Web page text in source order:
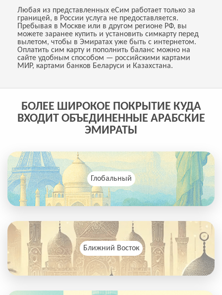
Любая из представленных еСим работает только за
границей, в России услуга не предоставляется.
Пребывая в Москве или в другом регионе РФ, вы
можете заранее купить и установить симкарту перед
вылетом, чтобы в Эмиратах уже быть с интернетом.
Оплатить сим карту и пополнить баланс можно на
сайте удобным способом — российскими картами
МИР, картами банков Беларуси и Казахстана.
БОЛЕЕ ШИРОКОЕ ПОКРЫТИЕ КУДА
ВХОДИТ ОБЪЕДИНЕННЫЕ АРАБСКИЕ
ЭМИРАТЫ
Глобальный
Ближний Восток